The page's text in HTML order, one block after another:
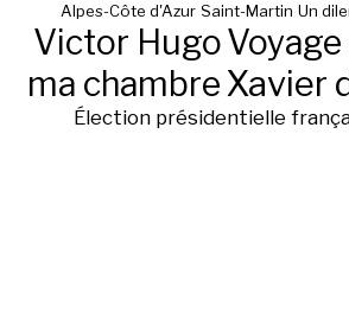
Alpes-Côte d'Azur Saint-Martin Un
Victor Hugo
ma chambreXavier
Élection présidentielle